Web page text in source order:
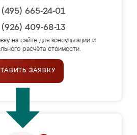
665-24-01
409-68-13
на сайте для консультации и
расчёта стоимости.
ЗАЯВКУ